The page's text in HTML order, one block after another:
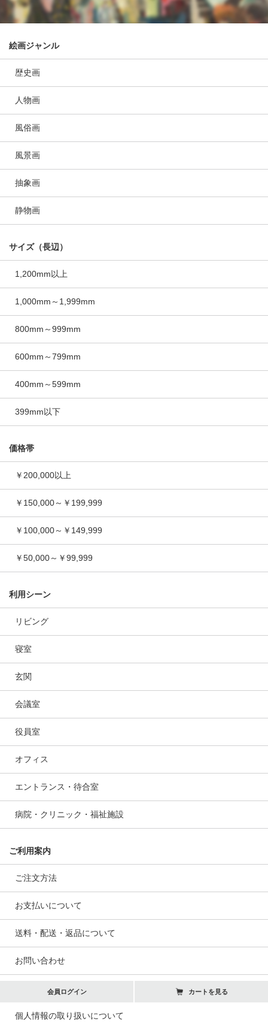
絵画ジャンル
歴史画
人物画
風俗画
風景画
抽象画
静物画
サイズ（長辺）
1,200mm以上
1,000mm～1,999mm
800mm～999mm
600mm～799mm
400mm～599mm
399mm以下
価格帯
￥200,000以上
￥150,000～￥199,999
￥100,000～￥149,999
￥50,000～￥99,999
利用シーン
リビング
寝室
玄関
会議室
役員室
オフィス
エントランス・待合室
病院・クリニック・福祉施設
ご利用案内
ご注文方法
お支払いについて
送料・配送・返品について
お問い合わせ
会員ログイン カートを見る
個人情報の取り扱いについて